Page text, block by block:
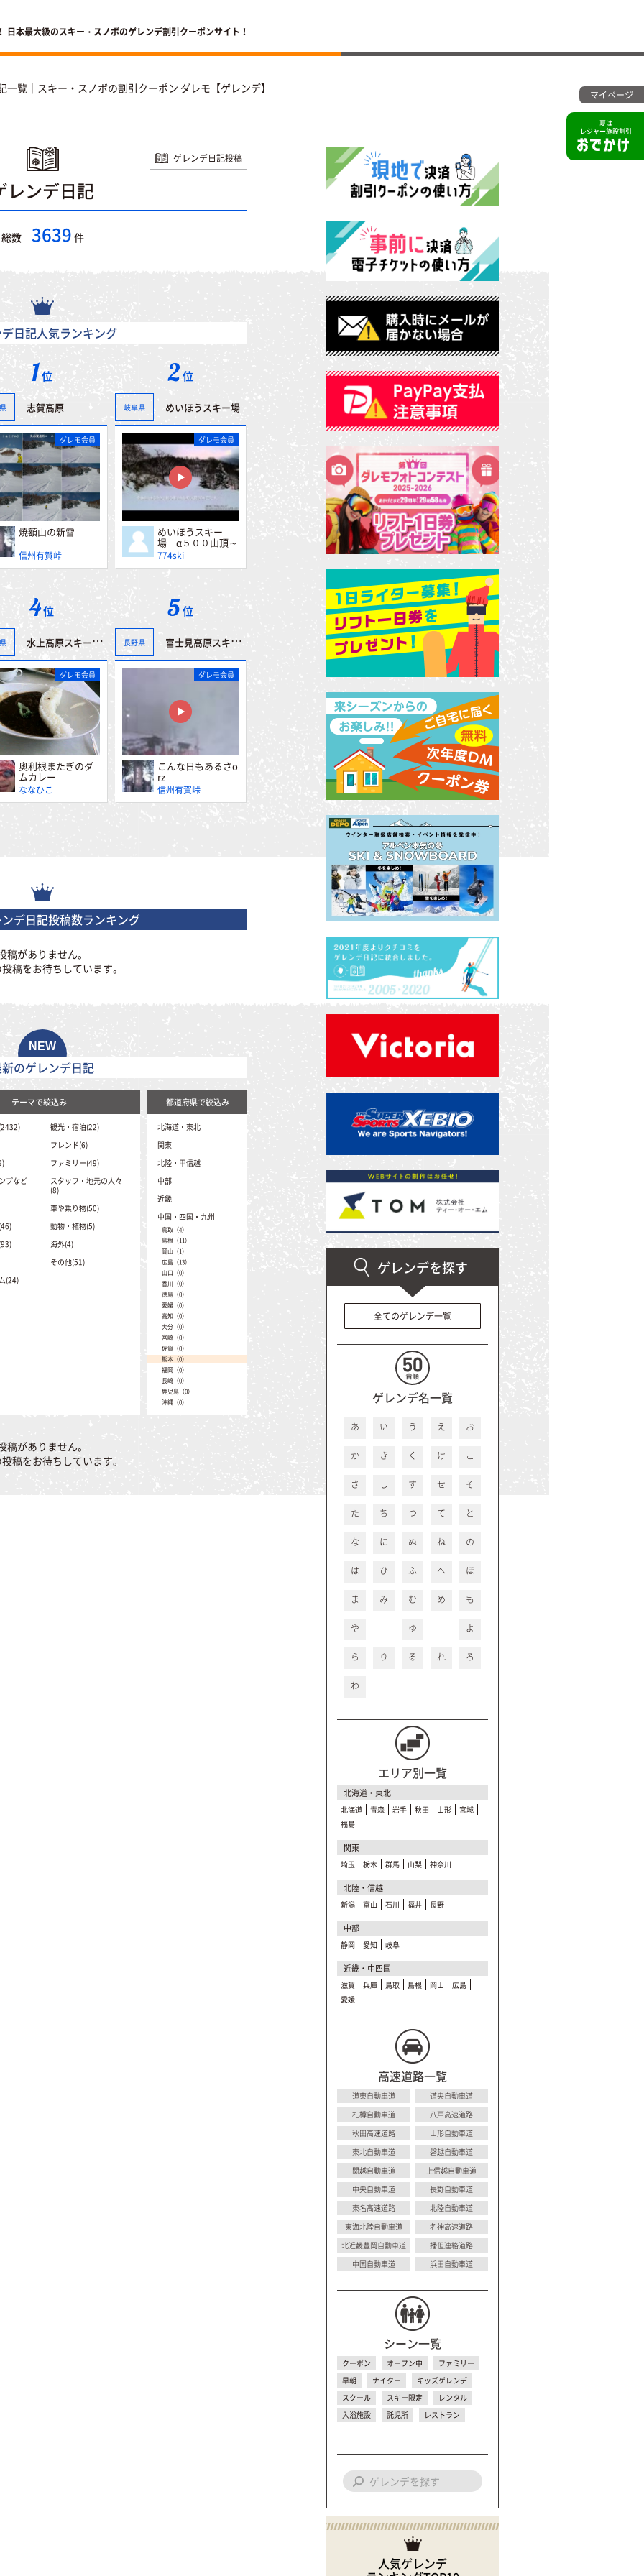
日本最大級のスキー・スノボのゲレンデ割引クーポンサイト！
夏は
レジャー施設割引
マイページ
一覧｜スキー・スノボの割引クーポン ダレモ【ゲレンデ】
ゲレンデ日記投稿
レンデ日記
総数 3639 件
日記人気ランキング
1位
志賀高原
ダレモ会員
焼額山の新雪
信州有賀峠
2位
岐阜県 めいほうスキー場
ダレモ会員
めいほうスキー
場 α５００山頂～
第一レストハウス
774ski
4位
水上高原スキーリゾート
ダレモ会員
奥利根またぎのダ
ムカレー
ななひこ
5位
長野県 富士見高原スキー場
ダレモ会員
こんな日もあるさo
rz
信州有賀峠
デ日記投稿数ランキング
稿がありません。
稿をお待ちしています。
のゲレンデ日記
テーマで絞込み 都道府県で絞込み
プなど
(24)
観光・宿泊(22)
フレンド(6)
ファミリー(49)
スタッフ・地元の人々
(8)
車や乗り物(50)
動物・植物(5)
海外(4)
その他(51)
北海道・東北
北海道（41）
青森（1）
岩手（16）
山形（48）
宮城（17）
福島（102）
関東
茨城（0）
埼玉（2）
栃木（12）
千葉（0）
東京（0）
神奈川（0）
北陸・甲信越
新潟（396）
富山（14）
石川（1）
山梨（52）
長野（2081）
中部
静岡（6）
愛知（8）
岐阜（335）
近畿
三重（2）
滋賀（33）
京都（1）
大阪（1）
兵庫（70）
奈良（0）
和歌山（0）
中国・四国・九州
鳥取（4）
島根（11）
岡山（1）
広島（13）
山口（0）
香川（0）
徳島（0）
愛媛（0）
高知（0）
大分（0）
宮崎（0）
佐賀（0）
熊本（0）
福岡（0）
長崎（0）
鹿児島（0）
沖縄（0）
稿がありません。
稿をお待ちしています。
全てのゲレンデ一覧
ゲレンデ名一覧
あ い う え お
か き く け こ
さ し す せ そ
た ち つ て と
な に ぬ ね の
は ひ ふ へ ほ
ま み む め も
や ゆ よ
ら り る れ ろ
わ
エリア別一覧
北海道・東北
北海道 青森 岩手 秋田 山形
宮城
福島
関東
埼玉 栃木 群馬 山梨 神奈川
北陸・信越
新潟 富山 石川 福井 長野
中部
静岡 愛知 岐阜
近畿・中四国
滋賀 兵庫 鳥取 島根 岡山
広島
愛媛
高速道路一覧
道東自動車道
道央自動車道
札樽自動車道
八戸高速道路
秋田高速道路
山形自動車道
東北自動車道
磐越自動車道
関越自動車道
上信越自動車道
中央自動車道
長野自動車道
東名高速道路
北陸自動車道
東海北陸自動車道
名神高速道路
北近畿豊岡自動車道
播但連絡道路
中国自動車道
浜田自動車道
シーン一覧
クーポン オープン中
ファミリー
早朝
ナイター
キッズゲレンデ
スクール
スキー限定
レンタル
入浴施設
託児所 レストラン
人気ゲレンデ